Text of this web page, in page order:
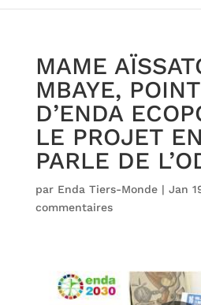
MAME
MBAYE,
D’ENDA
LE PROJET
PARLE DE
par Enda Tiers-Monde| Jan
commentaires